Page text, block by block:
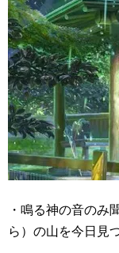
・鳴る神の音のみ
ら）の山を今日見